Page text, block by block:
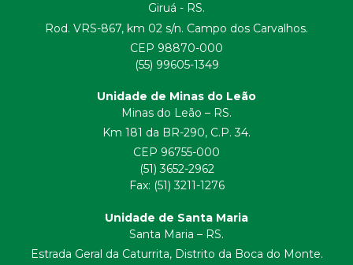
Giruá - RS.
Rod. VRS-867, km 02 s/n. Campo dos Carvalhos.
CEP 98870-000
(55) 99605-1349
Unidade de Minas do Leão
Minas do Leão – RS.
Km 181 da BR-290, C.P. 34.
CEP 96755-000
(51) 3652-2962
Fax: (51) 3211-1276
Unidade de Santa Maria
Santa Maria – RS.
Estrada Geral da Caturrita, Distrito da Boca do Monte.